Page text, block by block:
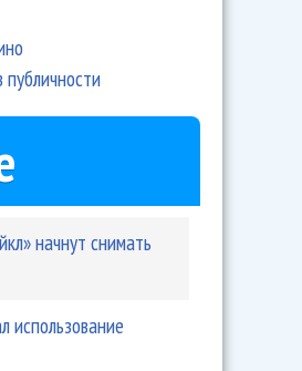
начнут снимать
использование